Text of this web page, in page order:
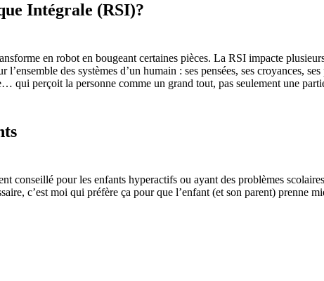
Intégrale (RSI)?
en robot en bougeant certaines pièces. La RSI impacte
des systèmes d’un humain : ses pensées, ses croyances,
qui perçoit la personne comme un grand tout, pas seulement une
conseillé pour les enfants hyperactifs ou ayant des problèmes
c’est moi qui préfère ça pour que l’enfant (et son parent) prenne